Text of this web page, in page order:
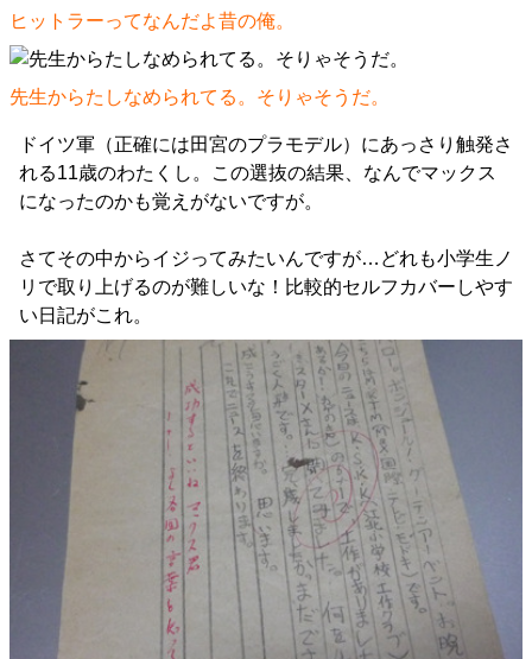
ヒットラーってなんだよ昔の俺。
先生からたしなめられてる。そりゃそうだ。
ドイツ軍（正確には田宮のプラモデル）にあっさり触発さ
れる11歳のわたくし。この選抜の結果、なんでマックス
になったのかも覚えがないですが。
さてその中からイジってみたいんですが…どれも小学生ノ
リで取り上げるのが難しいな！比較的セルフカバーしやす
い日記がこれ。